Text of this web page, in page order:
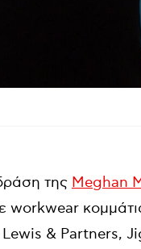
της Meghan
workwear
& Partners,